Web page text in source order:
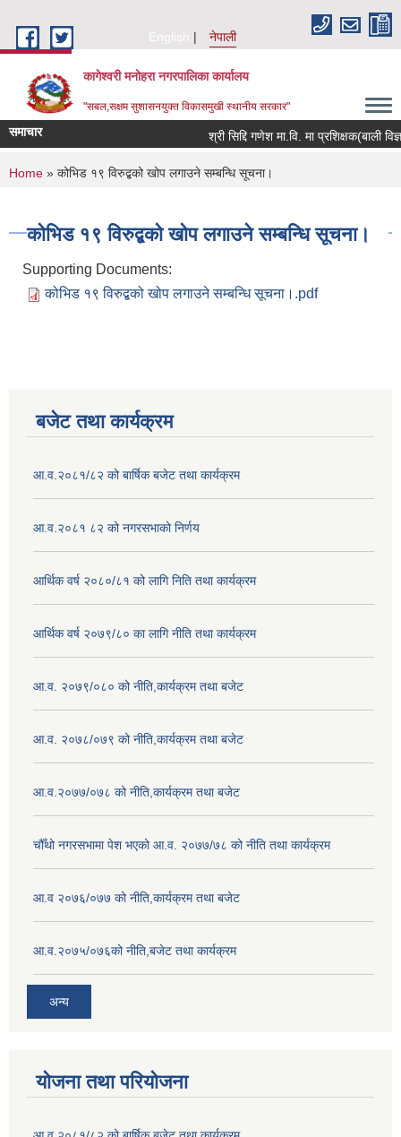
English
नेपाली
कागेश्वरी मनोहरा नगरपालिका कार्यालय
"सबल,सक्षम सुशासनयुक्त विकासमुखी स्थानीय सरकार"
समाचार श्री सिद्दि गणेश मा.वि. मा प्रशिक्षक(बाली
You are here
Home » कोभिड १९ ‍विरुद्बको खोप लगाउने सम्बन्धि सूचना।
कोभिड १९ ‍विरुद्बको खोप लगाउने सम्बन्धि सूचना।
Supporting Documents:
कोभिड १९ विरुद्बको खोप लगाउने सम्बन्धि सूचना।.pdf
बजेट तथा कार्यक्रम
आ.व.२०८१/८२ को बार्षिक बजेट तथा कार्यक्रम
आ.व.२०८१ ८२ को नगरसभाको निर्णय
आर्थिक वर्ष २०८०/८१ को लागि निति तथा कार्यक्रम
आर्थिक वर्ष २०७९/८० का लागि नीति तथा कार्यक्रम
आ.व. २०७९/०८० को नीति,कार्यक्रम तथा बजेट
आ.व. २०७८/०७९ को नीति,कार्यक्रम तथा बजेट
आ.व.२०७७/०७८ को नीति,कार्यक्रम तथा बजेट
चौँथो नगरसभामा पेश भएको आ.व. २०७७/७८ को नीति तथा कार्यक्रम
आ.व २०७६/०७७ को नीति,कार्यक्रम तथा बजेट
आ.व.२०७५/०७६को नीति,बजेट तथा कार्यक्रम
अन्य
योजना तथा परियोजना